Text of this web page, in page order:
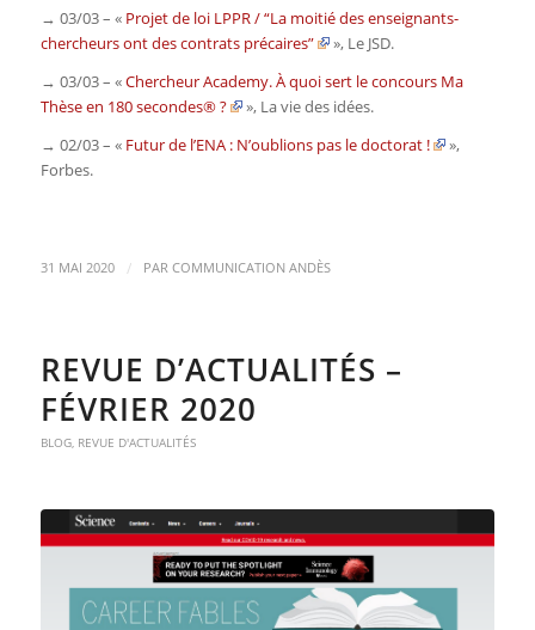
→ 03/03 – « Projet de loi LPPR / “La moitié des enseignants-
chercheurs ont des contrats précaires”
», Le JSD.
→ 03/03 – «Chercheur Academy. À quoi sert le concours Ma
Thèse en 180 secondes® ?
», La vie des idées.
→ 02/03 – « Futur de l’ENA : N’oublions pas le doctorat !
»,
Forbes.
31 MAI 2020 / PAR COMMUNICATION ANDÈS
REVUE D’ACTUALITÉS –
FÉVRIER 2020
BLOG, REVUE D'ACTUALITÉS